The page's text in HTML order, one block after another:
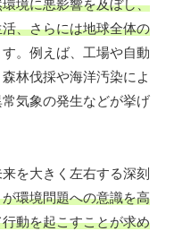
境に悪影響を及ぼし、
、さらには地球全体の
す。例えば、工場や自動
林伐採や海洋汚染によ
気象の発生などが挙げ
を大きく左右する深刻
環境問題への意識を高
動を起こすことが求め